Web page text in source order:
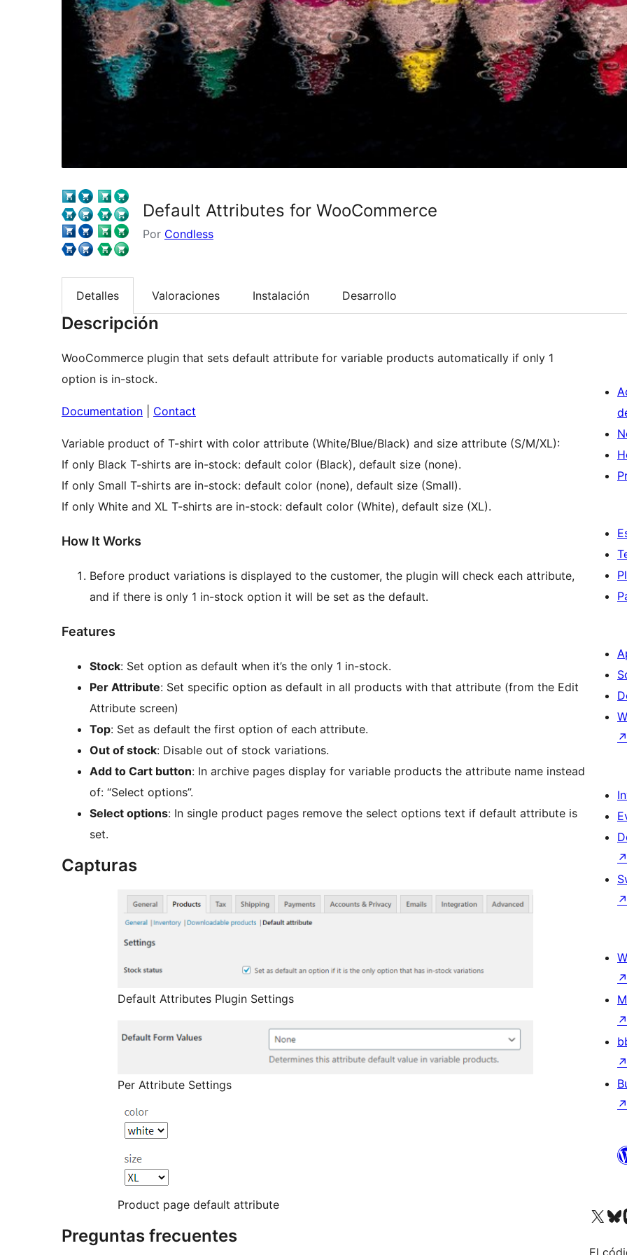
Default Attributes for WooCommerce
Por Condless
Detalles Valoraciones Instalación Desarrollo
Descripción
WooCommerce plugin that sets default attribute for variable products automatically if only 1
option is in-stock.
Documentation Contact
Variable product of T-shirt with color attribute (White/Blue/Black) and size attribute (S/M/XL):
If only Black T-shirts are in-stock: default color (Black), default size (none).
If only Small T-shirts are in-stock: default color (none), default size (Small).
If only White and XL T-shirts are in-stock: default color (White), default size (XL).
How It Works
Before product variations is displayed to the customer, the plugin will check each attribute,
and if there is only 1 in-stock option it will be set as the default.
Features
Stock: Set option as default when it’s the only 1 in-stock.
Per Attribute: Set specific option as default in all products with that attribute (from the Edit
Attribute screen)
Top: Set as default the first option of each attribute.
Out of stock: Disable out of stock variations.
Add to Cart button: In archive pages display for variable products the attribute name instead
of: “Select options”.
Select options: In single product pages remove the select options text if default attribute is
set.
Capturas
Default Attributes Plugin Settings
Per Attribute Settings
Product page default attribute
Preguntas frecuentes
↗
↗
↗
↗
↗
↗
↗
Visitá nuestra cuenta de
Visitá